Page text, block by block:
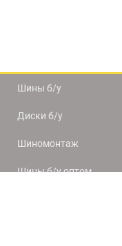
Шины б/у
Диски б/у
Шиномонтаж
Шины б/у оптом